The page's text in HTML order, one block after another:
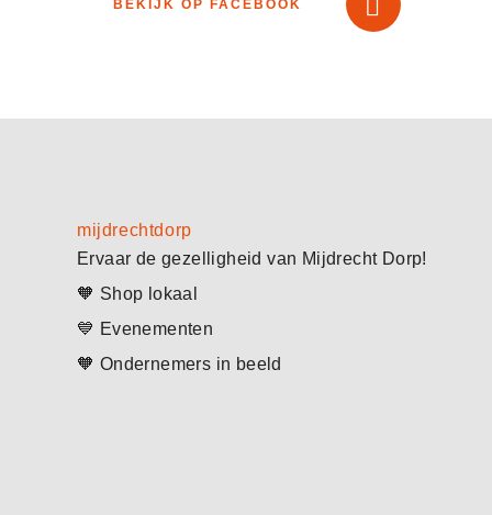
BEKIJK OP FACEBOOK
mijdrechtdorp
Ervaar de gezelligheid van Mijdrecht Dorp!
🧡 Shop lokaal
💙 Evenementen
🧡 Ondernemers in beeld